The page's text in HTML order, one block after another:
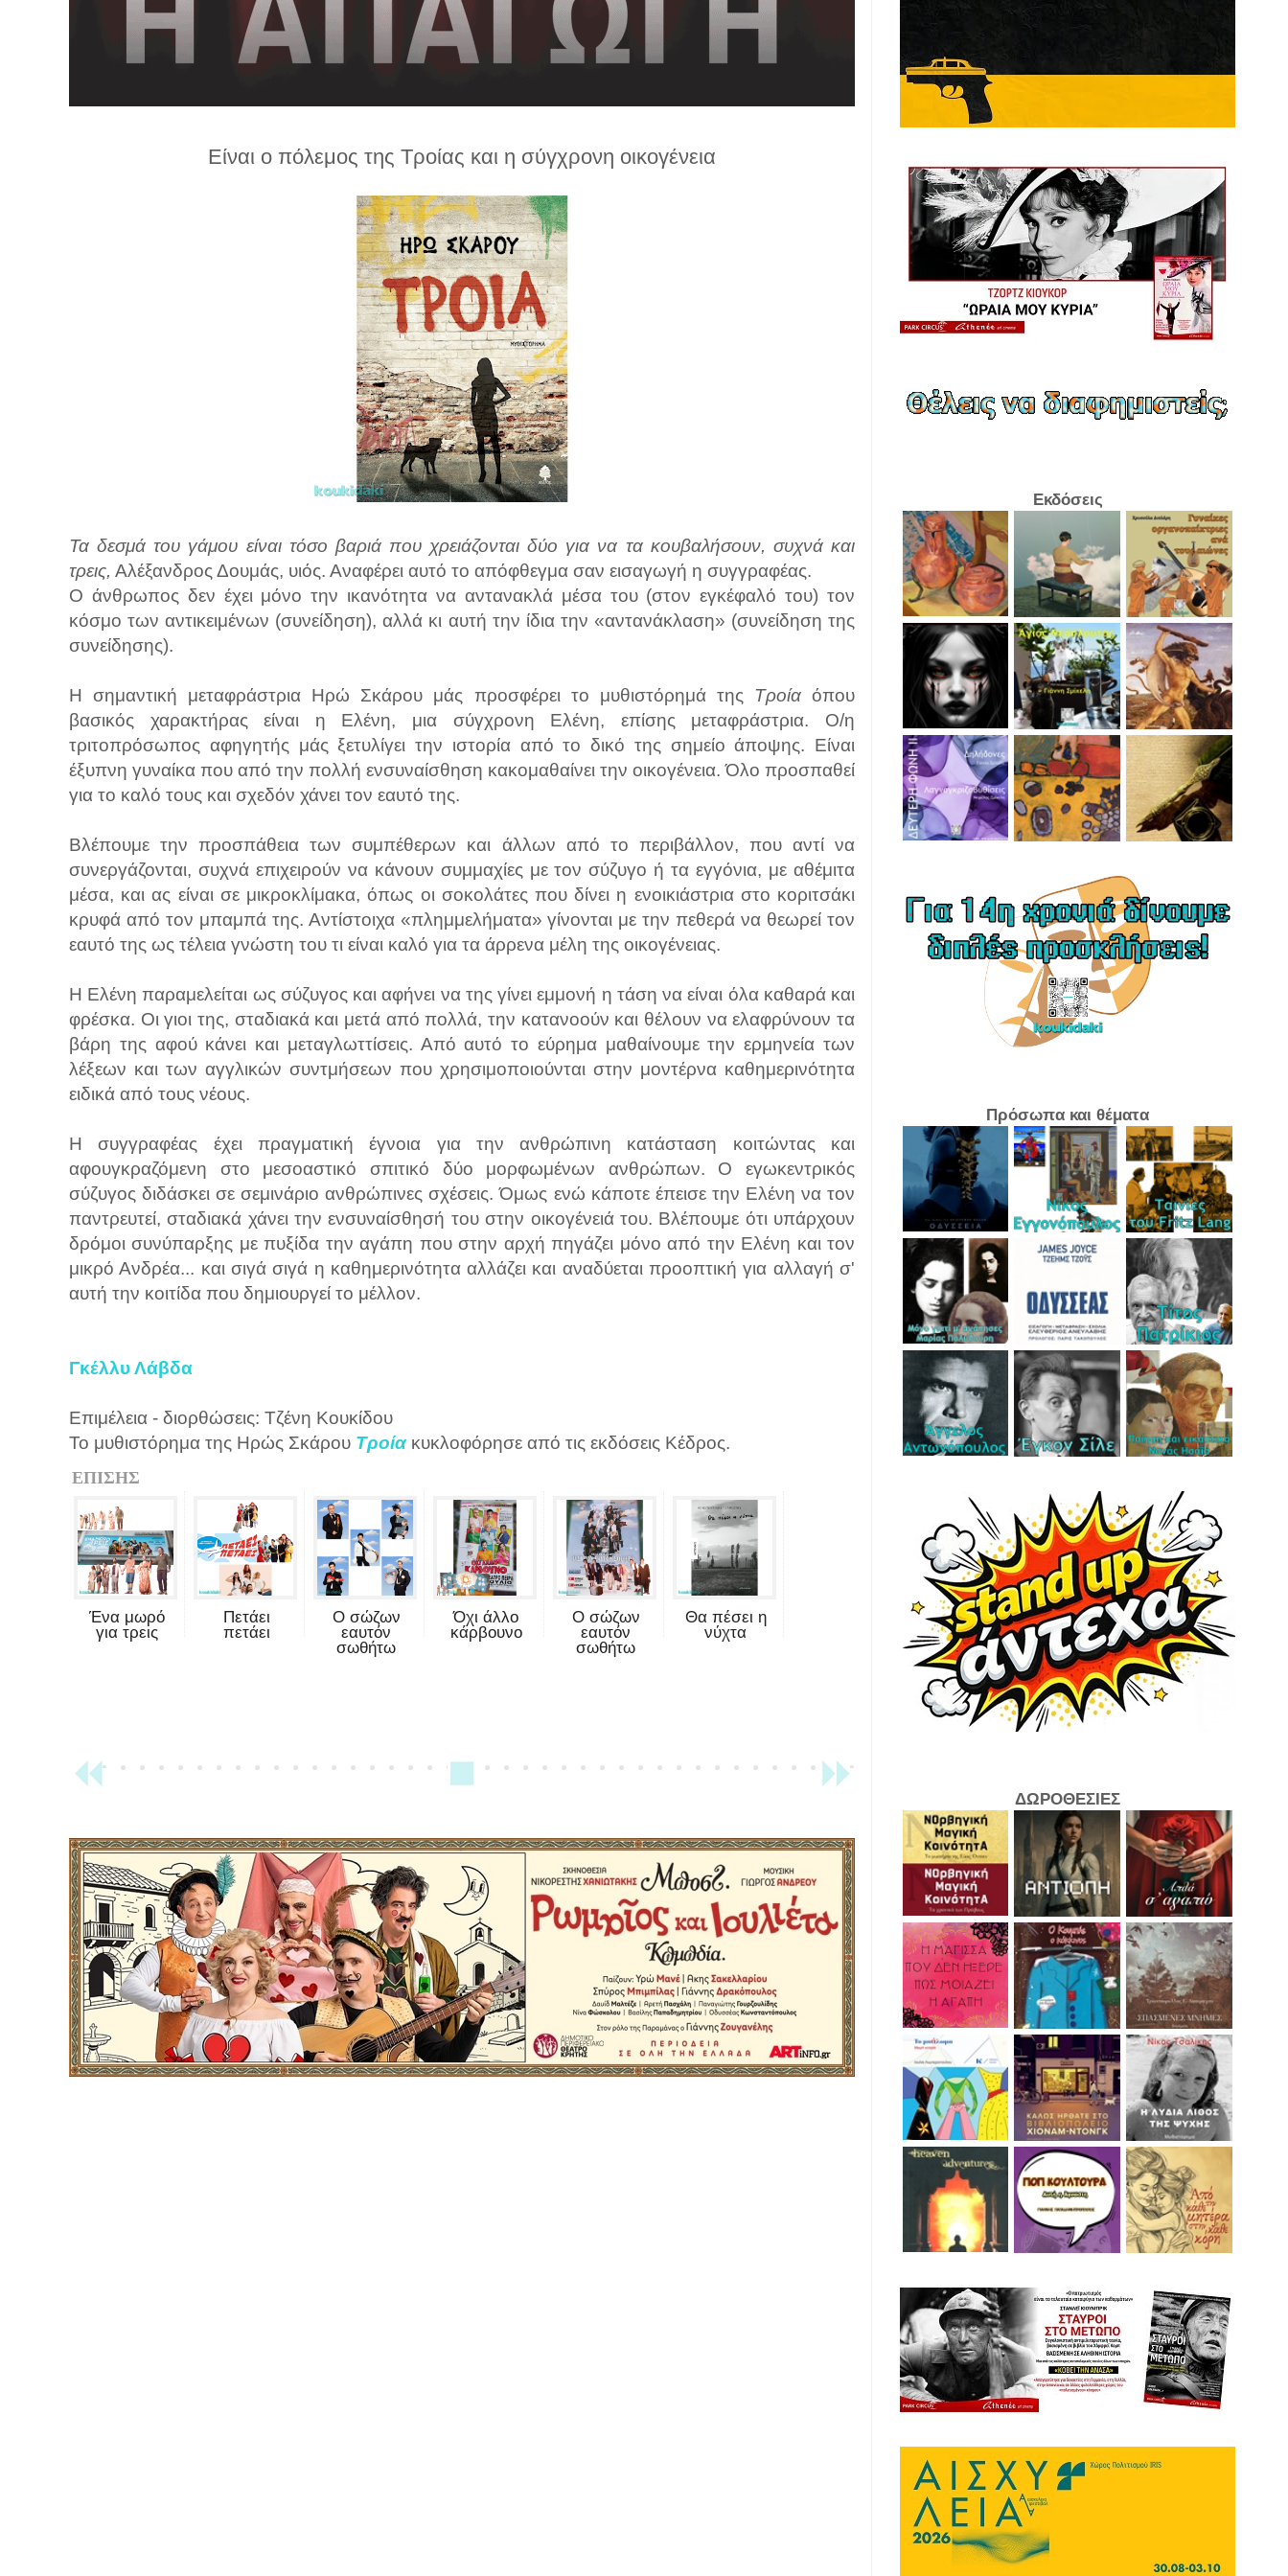
Είναι ο πόλεμος της Τροίας και η σύγχρονη οικογένεια
Τα δεσμά του γάμου είναι τόσο βαριά που χρειάζονται δύο για να τα κουβαλήσουν, συχνά και
τρεις, Αλέξανδρος Δουμάς, υιός. Αναφέρει αυτό το απόφθεγμα σαν εισαγωγή η συγγραφέας.
Ο άνθρωπος δεν έχει μόνο την ικανότητα να αντανακλά μέσα του (στον εγκέφαλό του) τον
κόσμο των αντικειμένων (συνείδηση), αλλά κι αυτή την ίδια την «αντανάκλαση» (συνείδηση της
συνείδησης).
Η σημαντική μεταφράστρια Ηρώ Σκάρου μάς προσφέρει το μυθιστόρημά της Τροίαόπου
βασικός χαρακτήρας είναι η Ελένη, μια σύγχρονη Ελένη, επίσης μεταφράστρια. Ο/η
τριτοπρόσωπος αφηγητής μάς ξετυλίγει την ιστορία από το δικό της σημείο άποψης. Είναι
έξυπνη γυναίκα που από την πολλή ενσυναίσθηση κακομαθαίνει την οικογένεια. Όλο προσπαθεί
για το καλό τους και σχεδόν χάνει τον εαυτό της.
Βλέπουμε την προσπάθεια των συμπέθερων και άλλων από το περιβάλλον, που αντί να
συνεργάζονται, συχνά επιχειρούν να κάνουν συμμαχίες με τον σύζυγο ή τα εγγόνια, με αθέμιτα
μέσα, και ας είναι σε μικροκλίμακα, όπως οι σοκολάτες που δίνει η ενοικιάστρια στο κοριτσάκι
κρυφά από τον μπαμπά της. Αντίστοιχα «πλημμελήματα» γίνονται με την πεθερά να θεωρεί τον
εαυτό της ως τέλεια γνώστη του τι είναι καλό για τα άρρενα μέλη της οικογένειας.
Η Ελένη παραμελείται ως σύζυγος και αφήνει να της γίνει εμμονή η τάση να είναι όλα καθαρά και
φρέσκα. Οι γιοι της, σταδιακά και μετά από πολλά, την κατανοούν και θέλουν να ελαφρύνουν τα
βάρη της αφού κάνει και μεταγλωττίσεις. Από αυτό το εύρημα μαθαίνουμε την ερμηνεία των
λέξεων και των αγγλικών συντμήσεων που χρησιμοποιούνται στην μοντέρνα καθημερινότητα
ειδικά από τους νέους.
Η συγγραφέας έχει πραγματική έγνοια για την ανθρώπινη κατάσταση κοιτώντας και
αφουγκραζόμενη στο μεσοαστικό σπιτικό δύο μορφωμένων ανθρώπων. Ο εγωκεντρικός
σύζυγος διδάσκει σε σεμινάριο ανθρώπινες σχέσεις. Όμως ενώ κάποτε έπεισε την Ελένη να τον
παντρευτεί, σταδιακά χάνει την ενσυναίσθησή του στην οικογένειά του. Βλέπουμε ότι υπάρχουν
δρόμοι συνύπαρξης με πυξίδα την αγάπη που στην αρχή πηγάζει μόνο από την Ελένη και τον
μικρό Ανδρέα... και σιγά σιγά η καθημερινότητα αλλάζει και αναδύεται προοπτική για αλλαγή σ'
αυτή την κοιτίδα που δημιουργεί το μέλλον.
Γκέλλυ Λάβδα
Επιμέλεια - διορθώσεις: Τζένη Κουκίδου
Το μυθιστόρημα της Ηρώς Σκάρου Τροίακυκλοφόρησε από τις εκδόσεις Κέδρος.
ΕΠΙΣΗΣ
Ένα μωρό
για τρεις
Πετάει
πετάει
Ο σώζων
εαυτόν
σωθήτω
Όχι άλλο
κάρβουνο
Ο σώζων
εαυτόν
σωθήτω
Θα πέσει η
νύχτα
Εκδόσεις
Πρόσωπα και θέματα
ΔΩΡΟΘΕΣΙΕΣ